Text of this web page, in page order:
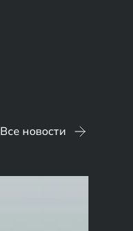
Все новости